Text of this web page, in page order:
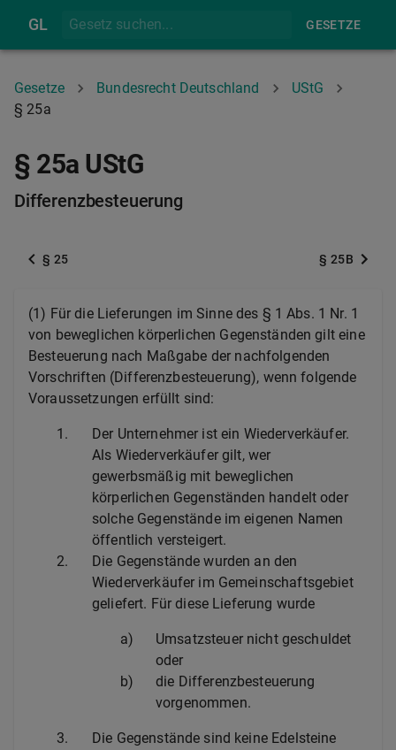
GL GESETZE
Gesetze Bundesrecht Deutschland
UStG
§ 25a
§ 25a UStG
Differenzbesteuerung
§ 25 § 25B
(1) Für die Lieferungen im Sinne des § 1 Abs. 1 Nr. 1
von beweglichen körperlichen Gegenständen gilt eine
Besteuerung nach Maßgabe der nachfolgenden
Vorschriften (Differenzbesteuerung), wenn folgende
Voraussetzungen erfüllt sind:
1.
Der Unternehmer ist ein Wiederverkäufer.
Als Wiederverkäufer gilt, wer
gewerbsmäßig mit beweglichen
körperlichen Gegenständen handelt oder
solche Gegenstände im eigenen Namen
öffentlich versteigert.
2.
Die Gegenstände wurden an den
Wiederverkäufer im Gemeinschaftsgebiet
geliefert. Für diese Lieferung wurde
a)
Umsatzsteuer nicht geschuldet
oder
b)
die Differenzbesteuerung
vorgenommen.
3.
Die Gegenstände sind keine Edelsteine